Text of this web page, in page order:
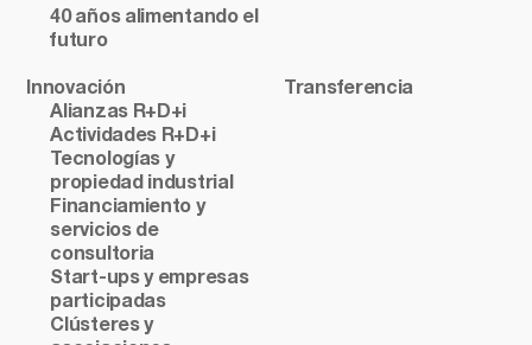
40 años alimentando el
futuro
Innovación
Alianzas R+D+i
Actividades R+D+i
Tecnologías y
propiedad industrial
Financiamiento y
servicios de
consultoria
Start-ups y empresas
participadas
Clústeres y
Transferencia